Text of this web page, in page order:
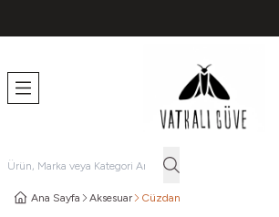
Ana Sayfa Aksesuar Cüzdan